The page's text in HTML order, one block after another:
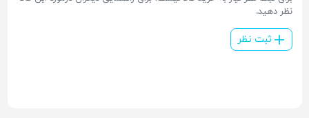
نظر دهید.
ثبت نظر